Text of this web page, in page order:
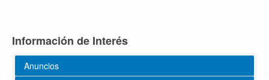
Información de Interés
Anuncios